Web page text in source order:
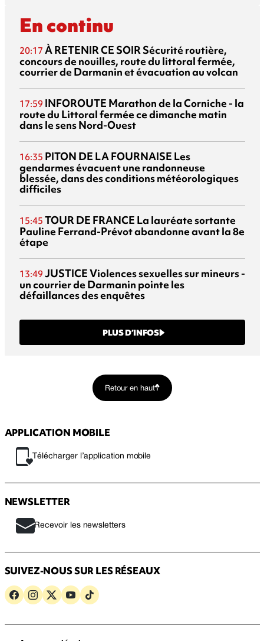
En continu
20:17 À RETENIR CE SOIRSécurité routière,
concours de nouilles, route du littoral fermée,
courrier de Darmanin et évacuation au volcan
17:59 INFOROUTE Marathon de la Corniche - la
route du Littoral fermée ce dimanche matin
dans le sens Nord-Ouest
16:35 PITON DE LA FOURNAISE Les
gendarmes évacuent une randonneuse
blessée, dans des conditions météorologiques
difficiles
15:45 TOUR DE FRANCE La lauréate sortante
Pauline Ferrand-Prévot abandonne avant la 8e
étape
13:49 JUSTICEViolences sexuelles sur mineurs -
un courrier de Darmanin pointe les
défaillances des enquêtes
PLUS D’INFOS
Retour en haut
APPLICATION MOBILE
Télécharger l’application mobile
NEWSLETTER
Recevoir les newsletters
SUIVEZ-NOUS SUR LES RÉSEAUX